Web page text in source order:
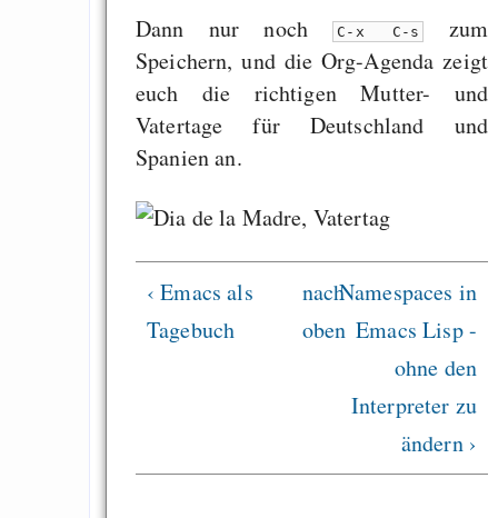
Dann nur noch C-x C-s
zum
Speichern, und die Org-Agenda zeigt
euch die richtigen Mutter- und
Vatertage für Deutschland und
Spanien an.
‹ Emacs als
Tagebuch
nach
oben
Namespaces in
Emacs Lisp -
ohne den
Interpreter zu
ändern ›
Zuletzt angezeigt:
Zensur durch
Rechtfertigung
Der
The carbon cycle
meine Werke
Draketo neu: Beiträge